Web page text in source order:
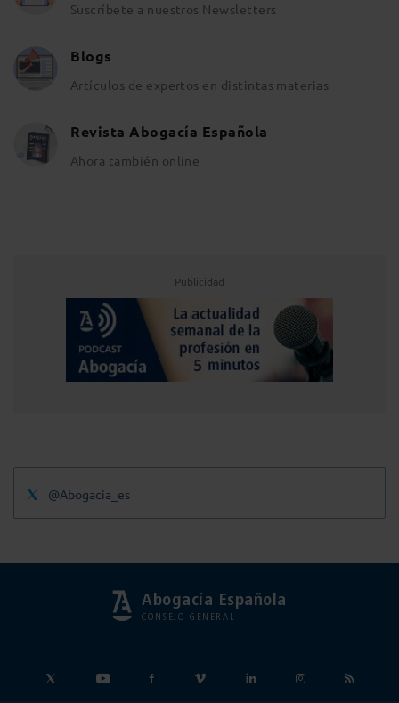
Suscríbete a nuestros Newsletters
Blogs
Artículos de expertos en distintas materias
Revista Abogacía Española
Ahora también online
Publicidad
@Abogacia_es
Abogacía Española
CONSEJO GENERAL